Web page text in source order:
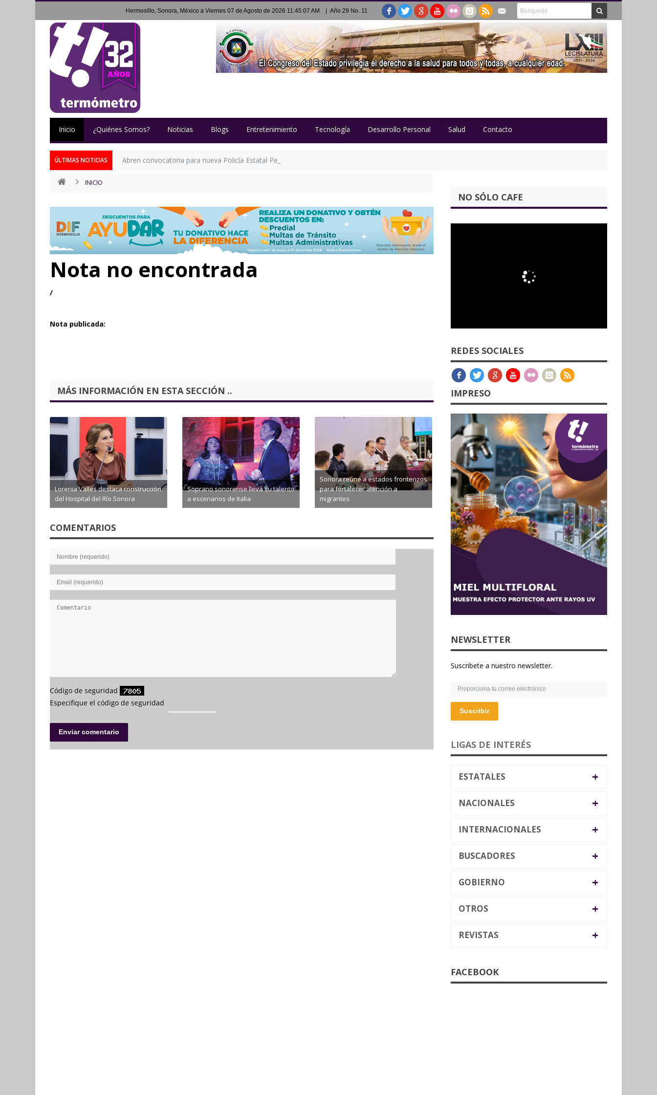
Hermosillo, Sonora, México a Viernes 07 de Agosto de 2026 11:45:07 AM | Año 29 No. 11
Inicio ¿Quiénes Somos? Noticias Blogs Entretenimiento Tecnología Desarrollo Personal Salud Contacto
ÚLTIMAS NOTICIAS Abren convocatoria para nueva Policía Estatal Penitenciaria
INICIO
Nota no encontrada
/
Nota publicada:
MÁS INFORMACIÓN EN ESTA SECCIÓN ..
Lorenia Valles destaca construcción
del Hospital del Río Sonora
Soprano sonorense lleva su talento
a escenarios de Italia
Sonora reúne a estados fronterizos
para fortalecer atención a
migrantes
COMENTARIOS
NO SÓLO CAFE
REDES SOCIALES
IMPRESO
NEWSLETTER
Suscribete a nuestro newsletter.
Suscribir
LIGAS DE INTERÉS
ESTATALES +
NACIONALES +
INTERNACIONALES +
BUSCADORES +
GOBIERNO +
OTROS +
REVISTAS +
FACEBOOK